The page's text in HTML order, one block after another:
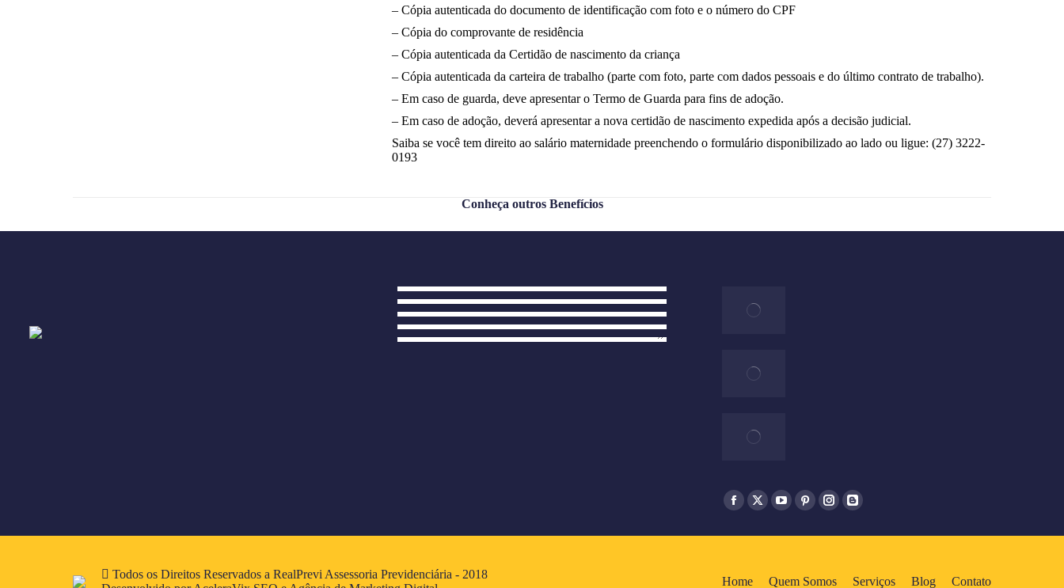
– Cópia autenticada do documento de identificação com foto e o número do CPF
– Cópia do comprovante de residência
– Cópia autenticada da Certidão de nascimento da criança
– Cópia autenticada da carteira de trabalho (parte com foto, parte com dados pessoais e do último contrato de trabalho).
– Em caso de guarda, deve apresentar o Termo de Guarda para fins de adoção.
– Em caso de adoção, deverá apresentar a nova certidão de nascimento expedida após a decisão judicial.
Saiba se você tem direito ao salário maternidade preenchendo o formulário disponibilizado ao lado ou ligue: (27) 3222-
0193
Conheça outros Benefícios
Todos os Direitos Reservados a RealPrevi Assessoria Previdenciária - 2018
Home Quem Somos Serviços Blog Contato